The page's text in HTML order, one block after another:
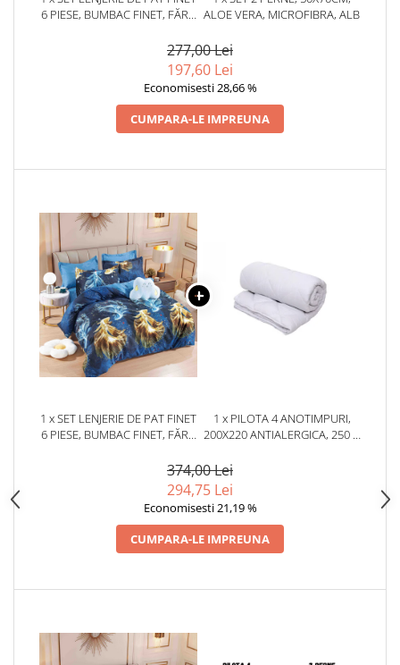
6 PIESE, BUMBAC FINET, FĂRĂ ALOE VERA, MICROFIBRA, ALB
277,00 Lei
197,60 Lei
Economisesti 28,66 %
CUMPARA-LE IMPREUNA
1 x SET LENJERIE DE PAT FINET
6 PIESE, BUMBAC FINET, FĂRĂ
1 x PILOTA 4 ANOTIMPURI,
200X220 ANTIALERGICA, 250 G
374,00 Lei
294,75 Lei
Economisesti 21,19 %
CUMPARA-LE IMPREUNA